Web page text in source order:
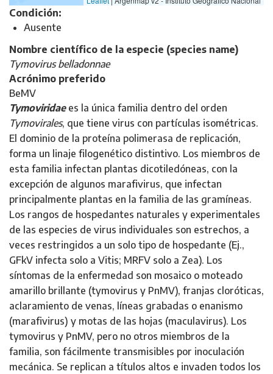
Condición:
Ausente
Nombre científico de la especie (species name)
Tymovirus belladonnae
Acrónimo preferido
BeMV
Tymoviridaees la única familia dentro del orden
Tymovirales, que tiene virus con partículas isométricas.
El dominio de la proteína polimerasa de replicación,
forma un linaje filogenético distintivo. Los miembros de
esta familia infectan plantas dicotiledóneas, con la
excepción de algunos marafivirus, que infectan
principalmente plantas en la familia de las gramíneas.
Los rangos de hospedantes naturales y experimentales
de las especies de virus individuales son estrechos, a
veces restringidos a un solo tipo de hospedante (Ej.,
GFkV infecta solo a Vitis; MRFV solo a Zea). Los
síntomas de la enfermedad son mosaico o moteado
amarillo brillante (tymovirus y PnMV), franjas cloróticas,
aclaramiento de venas, líneas grabadas o enanismo
(marafivirus) y motas de las hojas (maculavirus). Los
tymovirus y PnMV, pero no otros miembros de la
familia, son fácilmente transmisibles por inoculación
mecánica. Se replican a títulos altos e invaden todos los